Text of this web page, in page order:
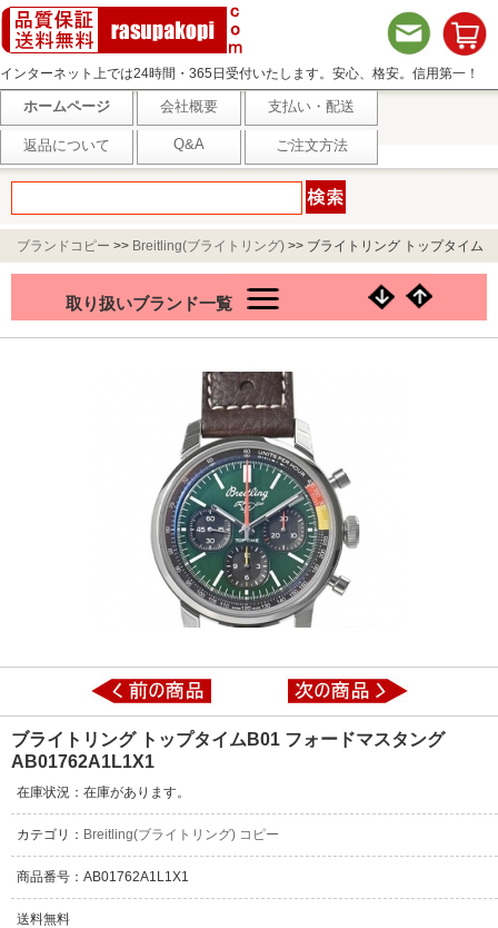
インターネット上では24時間・365日受付いたします。安心、格安。信用第一！
ホームページ 会社概要 支払い・配送
返品について Q&A ご注文方法
ブランドコピー >> Breitling(ブライトリング) >> ブライトリング トップタイム
取り扱いブランド一覧
ブライトリング トップタイムB01 フォードマスタング
AB01762A1L1X1
在庫状況：在庫があります。
カテゴリ： Breitling(ブライトリング) コピー
商品番号：AB01762A1L1X1
送料無料